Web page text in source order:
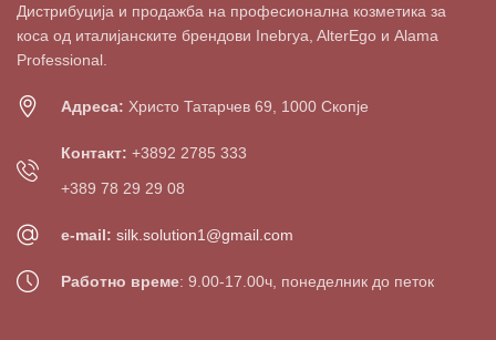
Дистрибуција и продажба на професионална козметика за
коса од италијанските брендови Inebrya, AlterEgo и Alama
Professional.
Адреса: Христо Татарчев 69, 1000 Скопје
Контакт: +3892 2785 333
+389 78 29 29 08
e-mail: silk.solution1@gmail.com
Работно време: 9.00-17.00ч, понеделник до петок